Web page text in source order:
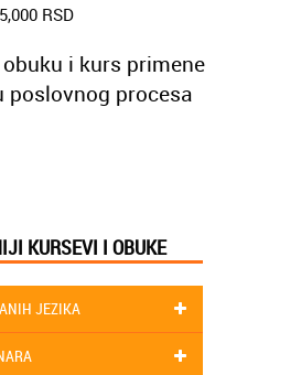
RSD
i kurs primene
procesa
KURSEVI I OBUKE
JEZIKA